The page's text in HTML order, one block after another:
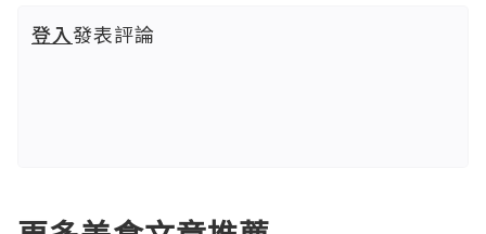
登入發表評論